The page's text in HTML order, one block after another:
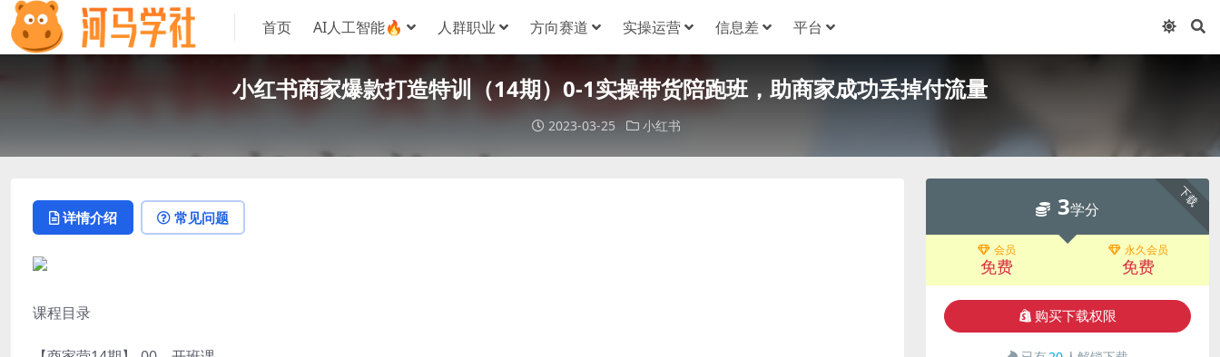
首页 AI人工智能🔥 人群职业 方向赛道 实操运营 信息差 平台
小红书商家爆款打造特训（14期）0-1实操带货陪跑班，助商家成功丢掉付流量
2023-03-25 小红书
详情介绍 常见问题
课程目录
下载
3学分
会员
免费
永久会员
免费
购买下载权限